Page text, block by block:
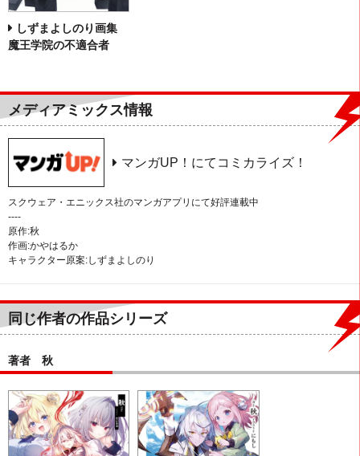
しずまよしのり画集
魔王学院の不適合者
メディアミックス情報
マンガUP！にてコミカライズ！
スクウェア・エニックス社のマンガアプリにて好評連載中
----
原作:秋
作画:かやはるか
キャラクター原案:しずまよしのり
同じ作者の作品シリーズ
著者 秋